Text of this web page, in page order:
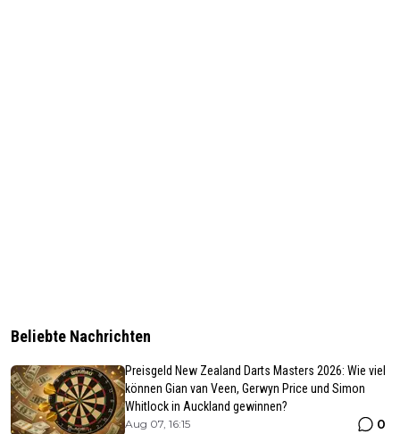
Beliebte Nachrichten
Preisgeld New Zealand Darts Masters 2026: Wie viel
können Gian van Veen, Gerwyn Price und Simon
Whitlock in Auckland gewinnen?
Aug 07, 16:15 0